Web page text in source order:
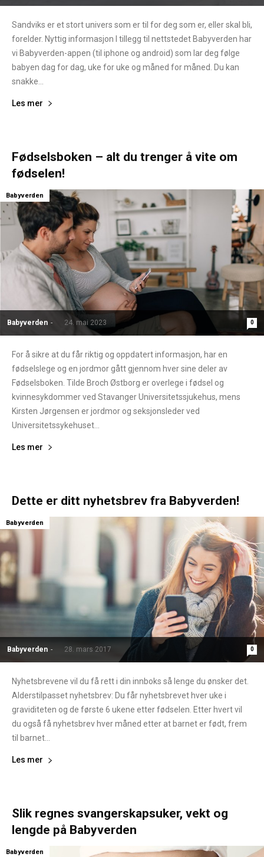
Sandviks er et stort univers som er til for deg som er, eller skal bli,
forelder. Nyttig informasjon I tillegg til nettstedet Babyverden har
vi Babyverden-appen (til iphone og android) som lar deg følge
babyen dag for dag, uke for uke og måned for måned. Du kan
snakke...
Les mer
Fødselsboken – alt du trenger å vite om
fødselen!
Babyverden - 24. mai 2023 0
Babyverden
For å sikre at du får riktig og oppdatert informasjon, har en
fødselslege og en jordmor gått gjennom hver sine deler av
Fødselsboken. Tilde Broch Østborg er overlege i fødsel og
kvinnesykdommer ved Stavanger Universitetssjukehus, mens
Kirsten Jørgensen er jordmor og seksjonsleder ved
Universitetssykehuset...
Les mer
Dette er ditt nyhetsbrev fra Babyverden!
Babyverden - 28. mars 2017 0
Babyverden
Nyhetsbrevene vil du få rett i din innboks så lenge du ønsker det.
Alderstilpasset nyhetsbrev: Du får nyhetsbrevet hver uke i
graviditeten og de første 6 ukene etter fødselen. Etter hvert vil
du også få nyhetsbrev hver måned etter at barnet er født, frem
til barnet...
Les mer
Slik regnes svangerskapsuker, vekt og
lengde på Babyverden
Babyverden